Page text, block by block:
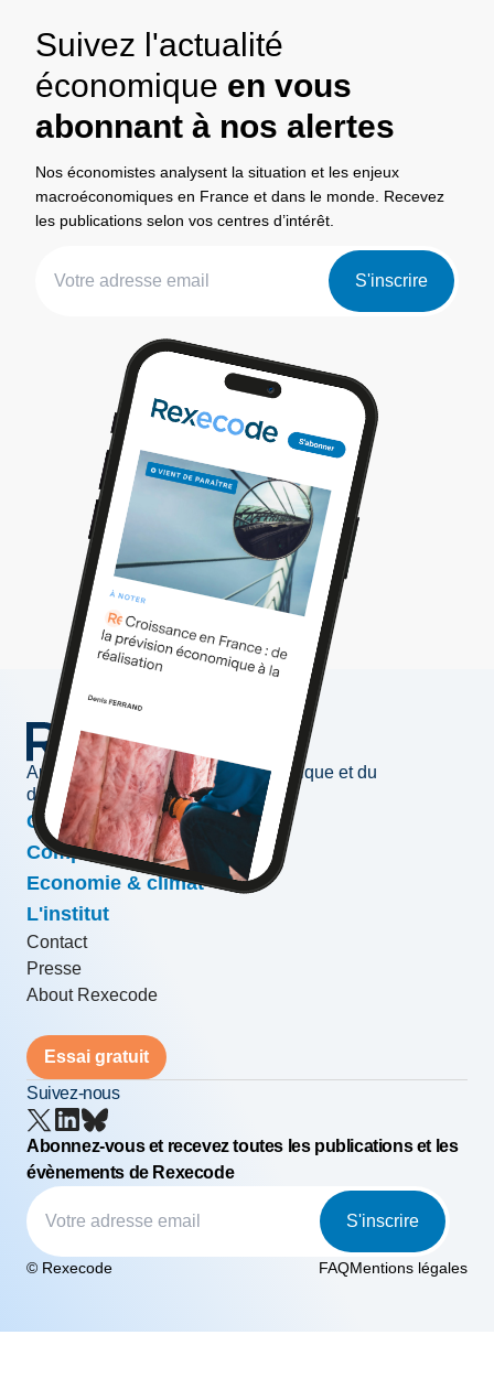
Suivez l'actualité
économique en vous
abonnant à nos alertes
Nos économistes analysent la situation et les enjeux
macroéconomiques en France et dans le monde. Recevez
les publications selon vos centres d’intérêt.
S'inscrire
Au service de l'information économique et du
développement des entreprises
Conjoncture & prévisions
Compétitivité & croissance
Economie & climat
L'institut
Contact
Presse
About Rexecode
Essai gratuit
Suivez-nous
Abonnez-vous et recevez toutes les publications et les
évènements de Rexecode
S'inscrire
© Rexecode FAQMentions légales